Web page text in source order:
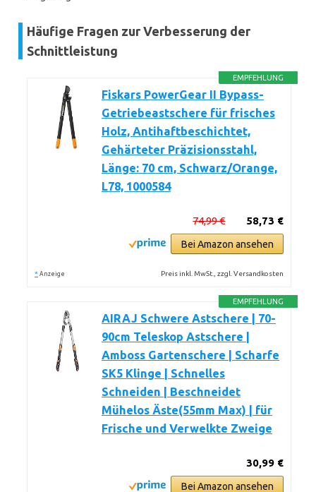
Häufige Fragen zur Verbesserung der
Schnittleistung
EMPFEHLUNG
Fiskars PowerGear II Bypass-
Getriebeastschere für frisches
Holz, Antihaftbeschichtet,
Gehärteter Präzisionsstahl,
Länge: 70 cm, Schwarz/Orange,
L78, 1000584
58,73 €
74,99 €
Bei Amazon ansehen
* Anzeige Preis inkl. MwSt., zzgl. Versandkosten
EMPFEHLUNG
AIRAJ Schwere Astschere | 70-
90cm Teleskop Astschere |
Amboss Gartenschere | Scharfe
SK5 Klinge | Schnelles
Schneiden | Beschneidet
Mühelos Äste(55mm Max) | für
Frische und Verwelkte Zweige
30,99 €
Bei Amazon ansehen